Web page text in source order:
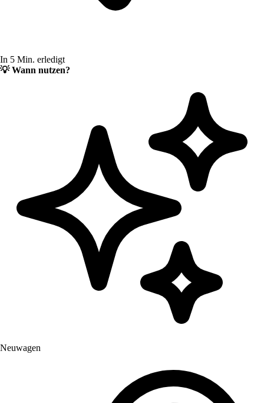
In 5 Min. erledigt
💡Wann nutzen?
Neuwagen